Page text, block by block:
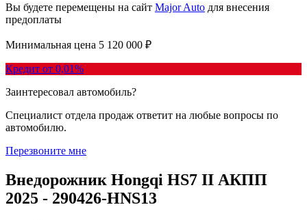
Вы будете перемещены на сайт Major Auto для внесения
предоплаты
Минимальная цена 5 120 000 ₽
Кредит от 0,01%
Заинтересовал автомобиль?
Специалист отдела продаж ответит на любые вопросы по
автомобилю.
Перезвоните мне
Внедорожник Hongqi HS7 II АКПП
2025 - 290426-HNS13